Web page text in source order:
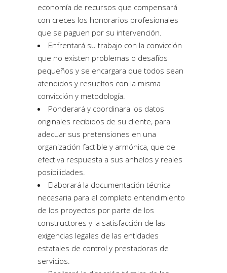
economía de recursos que compensará
con creces los honorarios profesionales
que se paguen por su intervención.
Enfrentará su trabajo con la convicción
que no existen problemas o desafíos
pequeños y se encargara que todos sean
atendidos y resueltos con la misma
convicción y metodología.
Ponderará y coordinara los datos
originales recibidos de su cliente, para
adecuar sus pretensiones en una
organización factible y armónica, que de
efectiva respuesta a sus anhelos y reales
posibilidades.
Elaborará la documentación técnica
necesaria para el completo entendimiento
de los proyectos por parte de los
constructores y la satisfacción de las
exigencias legales de las entidades
estatales de control y prestadoras de
servicios.